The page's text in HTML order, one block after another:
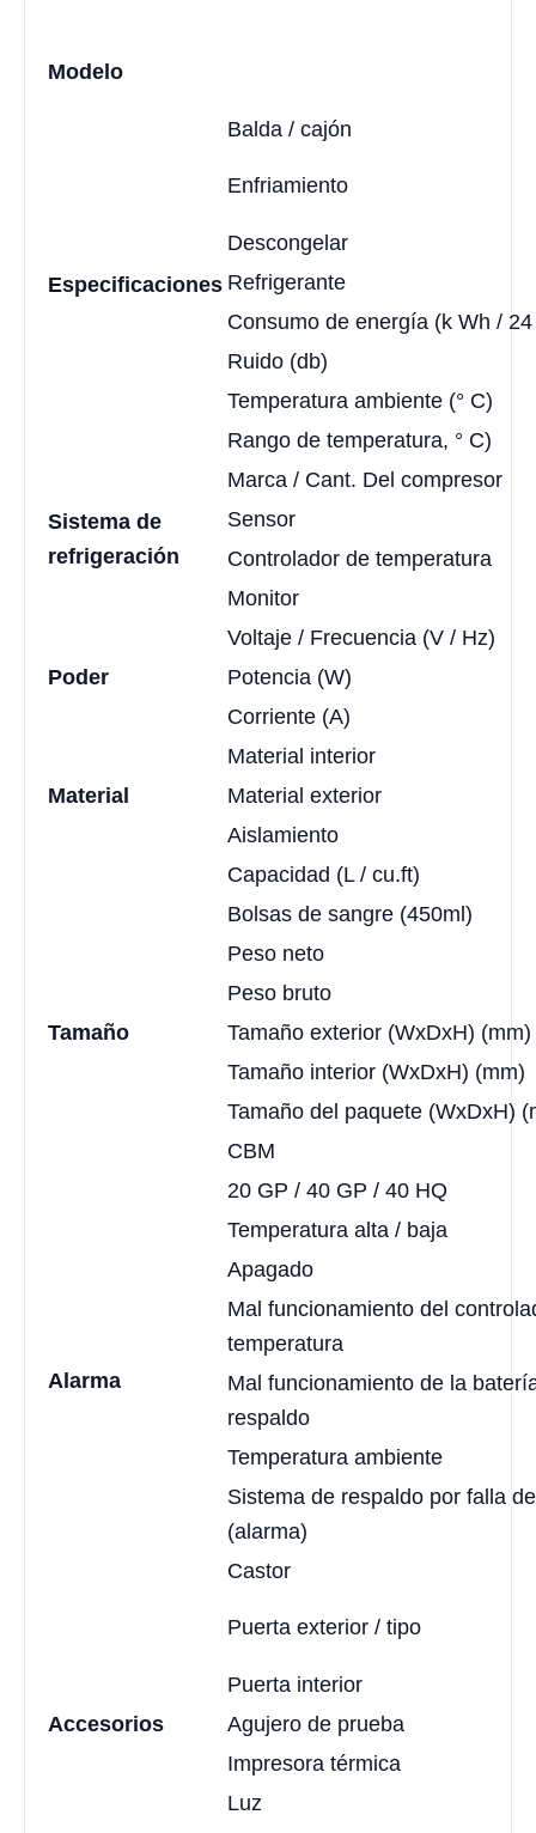
Modelo
Especificaciones
Balda / cajón
Enfriamiento
Descongelar
Refrigerante
Consumo de energía (k Wh /
Ruido (db)
Temperatura ambiente (° C)
Rango de temperatura, ° C)
Sistema de
refrigeración
Marca / Cant. Del compresor
Sensor
Controlador de temperatura
Monitor
Poder
Voltaje / Frecuencia (V / Hz)
Potencia (W)
Corriente (A)
Material
Material interior
Material exterior
Aislamiento
Tamaño
Capacidad (L / cu.ft)
Bolsas de sangre (450ml)
Peso neto
Peso bruto
Tamaño exterior (WxDxH) (mm)
Tamaño interior (WxDxH) (mm)
Tamaño del paquete (WxDxH)
CBM
20 GP / 40 GP / 40 HQ
Alarma
Temperatura alta / baja
Apagado
Mal funcionamiento del
temperatura
Mal funcionamiento de la
respaldo
Temperatura ambiente
Sistema de respaldo por falla
(alarma)
Accesorios
Castor
Puerta exterior / tipo
Puerta interior
Agujero de prueba
Impresora térmica
Luz